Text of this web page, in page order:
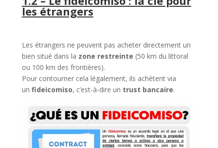
les étrangers
Les étrangers ne peuvent pas acheter directement un
bien situé dans la zone restreinte (50 km du littoral
ou 100 km des frontières).
Pour contourner cela légalement, ils achètent via
un fideicomiso, c’est-à-dire un trust bancaire.